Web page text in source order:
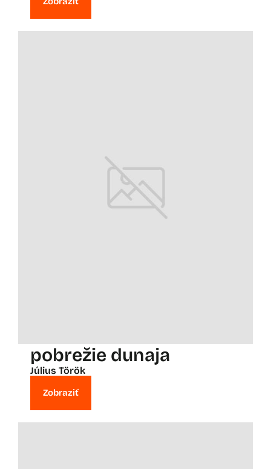
pobrežie dunaja
Július Török
Zobraziť